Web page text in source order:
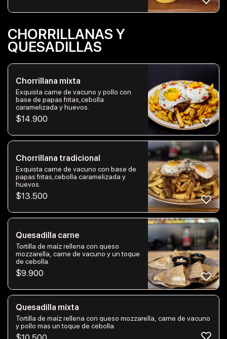
CHORRILLANAS Y
QUESADILLAS
Chorrillana mixta
Exquista carne de vacuno y pollo con
base de papas fritas,cebolla
caramelizada y huevos.
$14.900
Chorrillana tradicional
Exquista carne de vacuno con base de
papas fritas,cebolla caramelizada y
huevos.
$13.500
Quesadilla carne
Tortilla de maíz rellena con queso
mozzarella, carne de vacuno y un toque
de cebolla.
$9.900
Quesadilla mixta
Tortilla de maíz rellena con queso mozzarella, carne de vacuno
y pollo mas un toque de cebolla.